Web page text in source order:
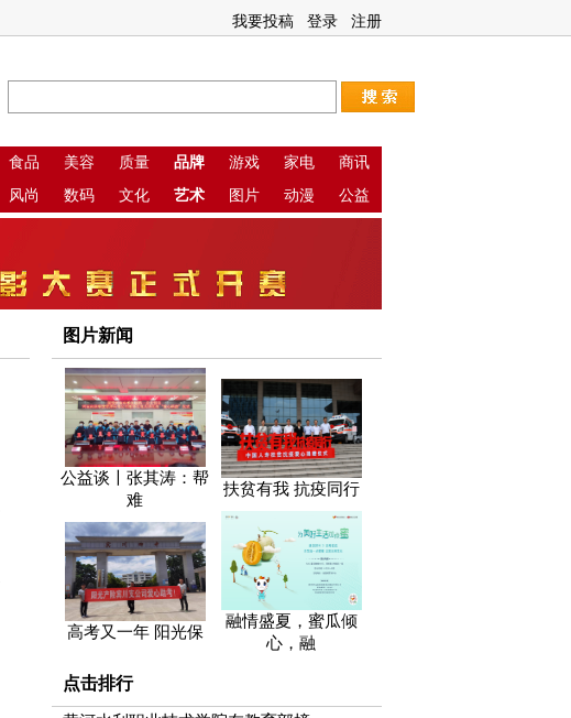
我要投稿 登录 注册
食品 美容 质量 品牌 游戏 家电
商讯
风尚 数码 文化 艺术 图片 动漫 公益
图片新闻
公益谈〡张其涛：帮
难
扶贫有我 抗疫同行
高考又一年 阳光保
融情盛夏，蜜瓜倾
心，融
点击排行